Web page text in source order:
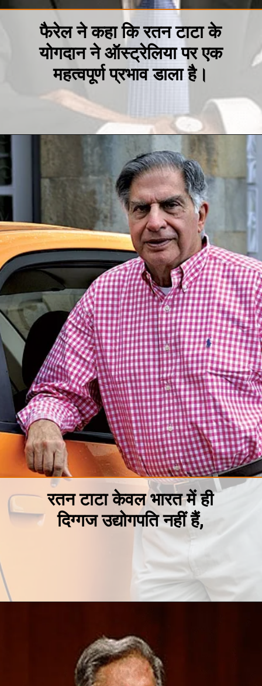
फैरेल ने कहा कि रतन टाटा के
योगदान ने ऑस्ट्रेलिया पर एक
महत्वपूर्ण प्रभाव डाला है।
रतन टाटा केवल भारत मेंही
दिग्गज उद्योगपति नहीं हैं,